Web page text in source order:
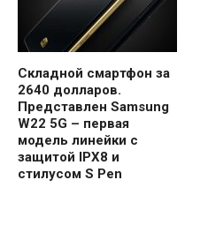
Складной смартфон за
2640 долларов.
Представлен Samsung
W22 5G – первая
модель линейки с
защитой IPX8 и
стилусом S Pen